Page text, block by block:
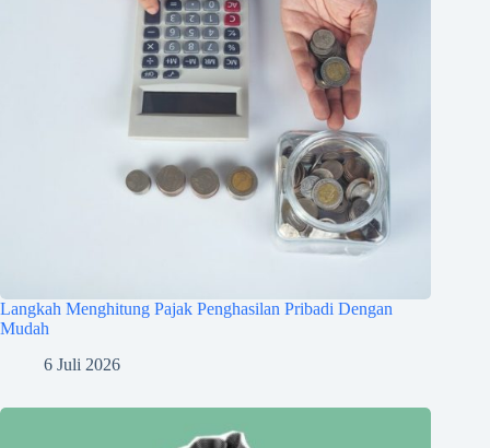
Langkah Menghitung Pajak Penghasilan Pribadi Dengan
Mudah
6 Juli 2026